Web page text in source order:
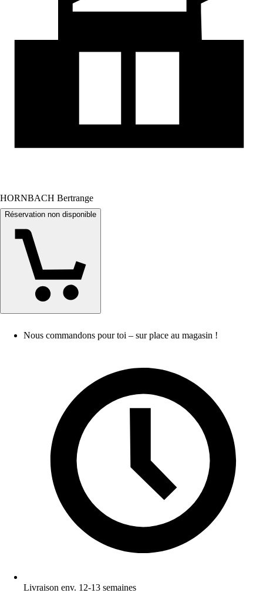
HORNBACH Bertrange
Réservation non disponible
Nous commandons pour toi – sur place au magasin !
Livraison env. 12-13 semaines